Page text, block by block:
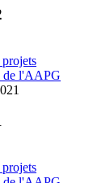
de l'AAPG